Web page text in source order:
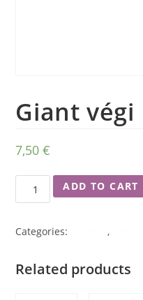
Giant végi
7,50€
ADD TO CART
Categories: Burgers,
Related products